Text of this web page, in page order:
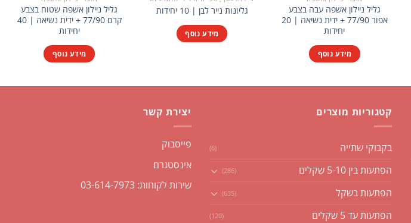
גליל ניילון אשפה עבה בצבע
אפור 77/90 + ידית נשיאה | 20
יחידות
מידע נוסף
גליונות נייר לבן | 10 יחידות
מידע נוסף
גליל ניילון אשפה שטוח בצבע
קרם 77/90 + ידית נשיאה | 40
יחידות
מידע נוסף
קטגוריות מוצרים
בקבוקי שתייה (6)
הפתעות בין 5-10 שקלים (286)
הפתעות בשקל (635)
הפתעות עד 5 שקלים (120)
יצירת קשר
פייסבוק
אינסטגרם
שירות לקוחות: 03-614-7973